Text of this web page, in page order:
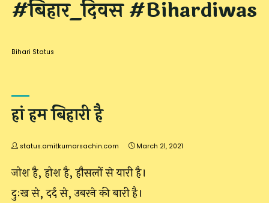
#बिहार_दिवस #Bihardiwas
Bihari Status
हां हम बिहारी है
status.amitkumarsachin.com March 21, 2021
जोश है, होश है, हौसलों से यारी है।
दुःख से, दर्द से, उबरने की बारी है।